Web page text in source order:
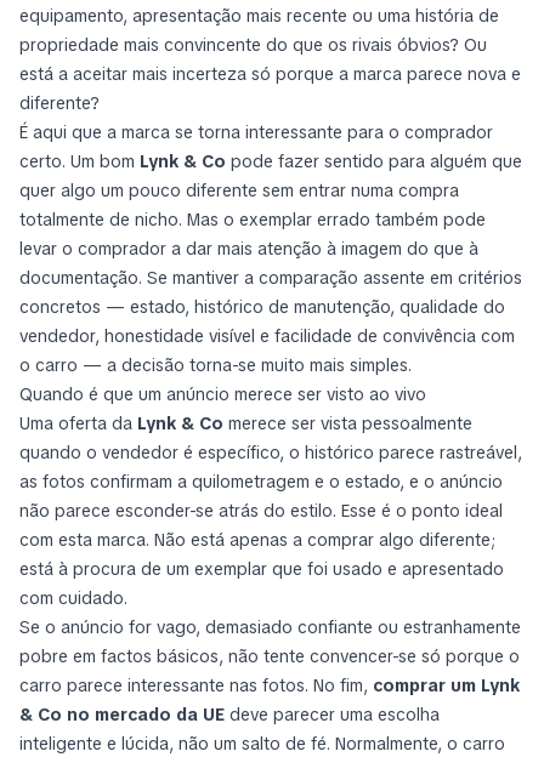
equipamento, apresentação mais recente ou uma história de
propriedade mais convincente do que os rivais óbvios? Ou
está a aceitar mais incerteza só porque a marca parece nova e
diferente?
É aqui que a marca se torna interessante para o comprador
certo. Um bom Lynk & Co pode fazer sentido para alguém que
quer algo um pouco diferente sem entrar numa compra
totalmente de nicho. Mas o exemplar errado também pode
levar o comprador a dar mais atenção à imagem do que à
documentação. Se mantiver a comparação assente em critérios
concretos — estado, histórico de manutenção, qualidade do
vendedor, honestidade visível e facilidade de convivência com
o carro — a decisão torna-se muito mais simples.
Quando é que um anúncio merece ser visto ao vivo
Uma oferta da Lynk & Co merece ser vista pessoalmente
quando o vendedor é específico, o histórico parece rastreável,
as fotos confirmam a quilometragem e o estado, e o anúncio
não parece esconder-se atrás do estilo. Esse é o ponto ideal
com esta marca. Não está apenas a comprar algo diferente;
está à procura de um exemplar que foi usado e apresentado
com cuidado.
Se o anúncio for vago, demasiado confiante ou estranhamente
pobre em factos básicos, não tente convencer-se só porque o
carro parece interessante nas fotos. No fim, comprar um Lynk
& Co no mercado da UE deve parecer uma escolha
inteligente e lúcida, não um salto de fé. Normalmente, o carro